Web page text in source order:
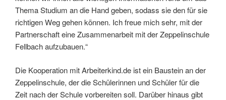
Thema Studium an die Hand geben, sodass sie den für sie
richtigen Weg gehen können. Ich freue mich sehr, mit der
Partnerschaft eine Zusammenarbeit mit der Zeppelinschule
Fellbach aufzubauen.“
Die Kooperation mit Arbeiterkind.de ist ein Baustein an der
Zeppelinschule, der die Schülerinnen und Schüler für die
Zeit nach der Schule vorbereiten soll. Darüber hinaus gibt